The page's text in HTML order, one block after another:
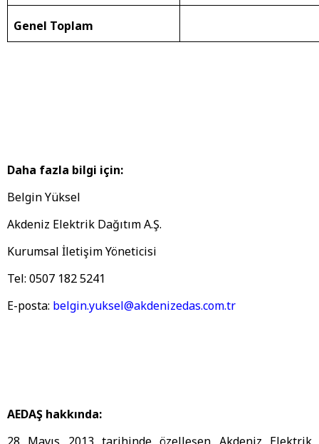
Genel Toplam
Daha fazla bilgi için:
Belgin Yüksel
Akdeniz Elektrik Dağıtım A.Ş.
Kurumsal İletişim Yöneticisi
Tel: 0507 182 5241
E-posta: belgin.yuksel@akdenizedas.com.tr
AEDAŞ hakkında: